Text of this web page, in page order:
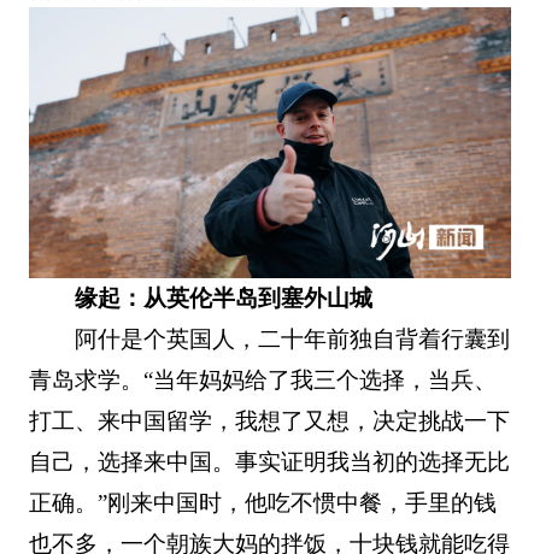
缘起：从英伦半岛到塞外山城
阿什是个英国人，二十年前独自背着行囊到
青岛求学。“当年妈妈给了我三个选择，当兵、
打工、来中国留学，我想了又想，决定挑战一下
自己，选择来中国。事实证明我当初的选择无比
正确。”刚来中国时，他吃不惯中餐，手里的钱
也不多，一个朝族大妈的拌饭，十块钱就能吃得